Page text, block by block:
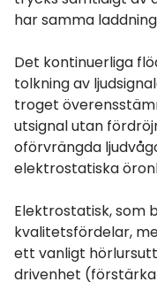
har samma
Det kontinuerliga
tolkning av
troget
utsignal utan
oförvrängda
elektrostatiska
Elektrostatisk, som
kvalitetsfördelar,
ett vanligt
drivenhet